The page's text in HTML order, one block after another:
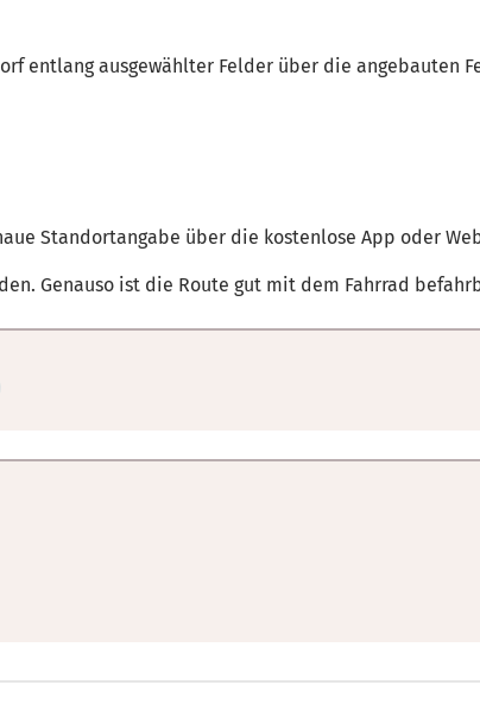
entlang ausgewählter Felder über die angebauten
Standortangabe über die kostenlose App oder
Genauso ist die Route gut mit dem Fahrrad